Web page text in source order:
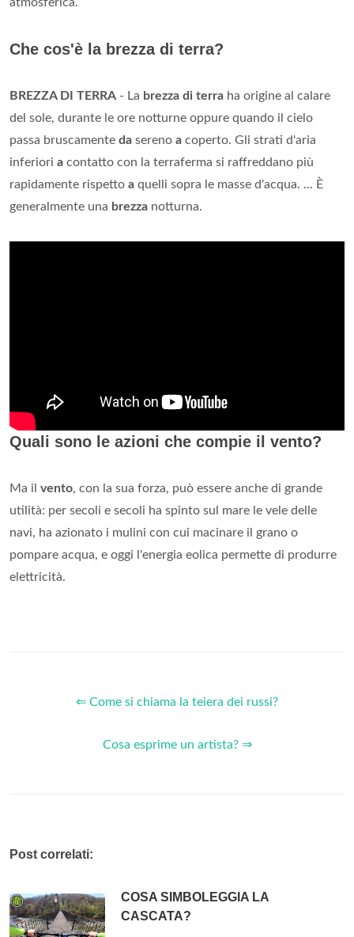
Che cos'è la brezza di terra?
BREZZA DI TERRA - La brezza di terra ha origine al calare
del sole, durante le ore notturne oppure quando il cielo
passa bruscamente da sereno a coperto. Gli strati d'aria
inferiori a contatto con la terraferma si raffreddano più
rapidamente rispetto a quelli sopra le masse d'acqua. ... È
generalmente una brezza notturna.
Quali sono le azioni che compie il vento?
Ma il vento, con la sua forza, può essere anche di grande
utilità: per secoli e secoli ha spinto sul mare le vele delle
navi, ha azionato i mulini con cui macinare il grano o
pompare acqua, e oggi l'energia eolica permette di produrre
elettricità.
⇐ Come si chiama la teiera dei russi?
Cosa esprime un artista? ⇒
Post correlati:
COSA SIMBOLEGGIA LA
CASCATA?